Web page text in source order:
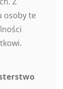
osoby te